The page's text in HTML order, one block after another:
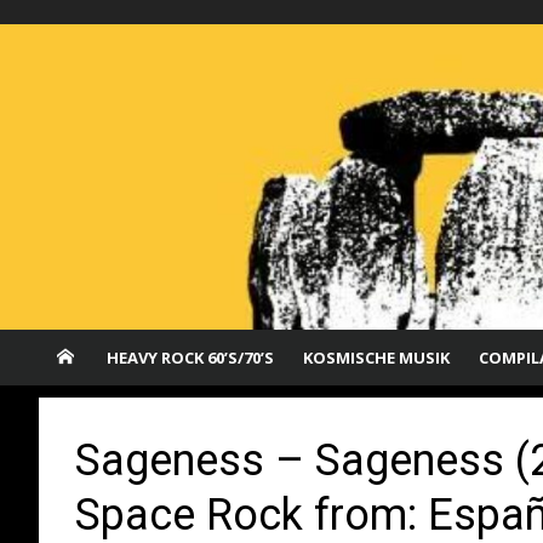
HEAVY ROCK 60’S/70’S KOSMISCHE MUSIK
Sageness – Sageness
Space Rock from: